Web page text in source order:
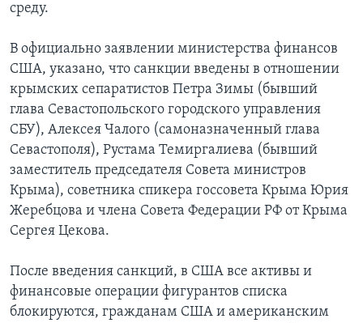
среду.
В официально заявлении министерства финансов
США, указано, что санкции введены в отношении
крымских сепаратистов Петра Зимы (бывший
глава Севастопольского городского управления
СБУ), Алексея Чалого (самоназначенный глава
Севастополя), Рустама Темиргалиева (бывший
заместитель председателя Совета министров
Крыма), советника спикера госсовета Крыма Юрия
Жеребцова и члена Совета Федерации РФ от Крыма
Сергея Цекова.
После введения санкций, в США все активы и
финансовые операции фигурантов списка
блокируются, гражданам США и американским